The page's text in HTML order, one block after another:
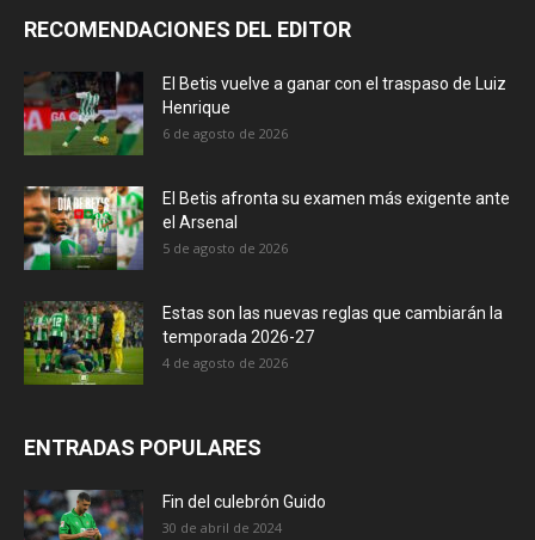
RECOMENDACIONES DEL EDITOR
El Betis vuelve a ganar con el traspaso de Luiz
Henrique
6 de agosto de 2026
El Betis afronta su examen más exigente ante
el Arsenal
5 de agosto de 2026
Estas son las nuevas reglas que cambiarán la
temporada 2026-27
4 de agosto de 2026
ENTRADAS POPULARES
Fin del culebrón Guido
30 de abril de 2024